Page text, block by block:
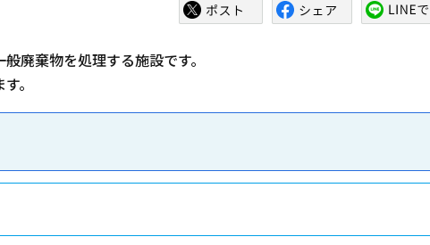
廃棄物を処理する施設です。
。